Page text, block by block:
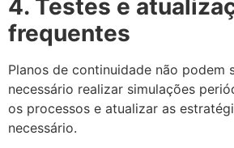
4. Testes e
frequentes
Planos de continuidade não podem
necessário realizar simulações
os processos e atualizar as
necessário.